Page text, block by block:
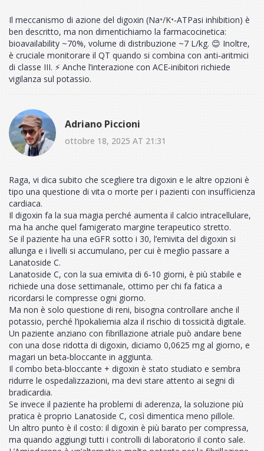
Il meccanismo di azione del digoxin (Na⁺/K⁺‑ATPasi inhibition) è
ben descritto, ma non dimentichiamo la farmacocinetica:
bioavailability ~70%, volume di distribuzione ~7 L/kg. 😊 Inoltre,
è cruciale monitorare il QT quando si combina con anti‑aritmici
di classe III. ⚡️ Anche l’interazione con ACE‑inibitori richiede
vigilanza sul potassio.
Adriano Piccioni
ottobre 18, 2025 AT 21:31
Raga, vi dica subito che scegliere tra digoxin e le altre opzioni è
tipo una questione di vita o morte per i pazienti con insufficienza
cardiaca.
Il digoxin fa la sua magia perché aumenta il calcio intracellulare,
ma ha anche quel famigerato margine terapeutico stretto.
Se il paziente ha una eGFR sotto i 30, l’emivita del digoxin si
allunga e i livelli si accumulano, per cui è meglio passare a
Lanatoside C.
Lanatoside C, con la sua emivita di 6‑10 giorni, è più stabile e
richiede una dose settimanale, ottimo per chi fa fatica a
ricordarsi le compresse ogni giorno.
Ma non è solo questione di reni, bisogna controllare anche il
potassio, perché l’ipokaliemia alza il rischio di tossicità digitale.
Un paziente anziano con fibrillazione atriale può andare bene
con una dose ridotta di digoxin, diciamo 0,0625 mg al giorno, e
magari un beta‑bloccante in aggiunta.
Il combo beta‑bloccante + digoxin è stato studiato e sembra
ridurre le ospedalizzazioni, ma devi stare attento ai segni di
bradicardia.
Se invece il paziente ha problemi di aderenza, la soluzione più
pratica è proprio Lanatoside C, così dimentica meno pillole.
Un altro punto è il costo: il digoxin è più barato per compressa,
ma quando aggiungi tutti i controlli di laboratorio il conto sale.